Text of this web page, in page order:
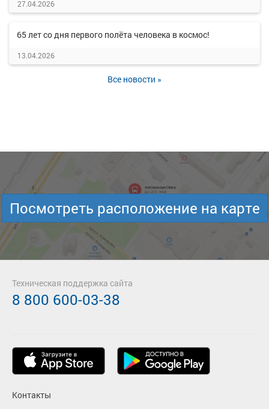
27.04.2026
65 лет со дня первого полёта человека в космос!
13.04.2026
Все новости »
Посмотреть расположение на карте
Контакты
Техническая поддержка сайта
8 800 600-03-38